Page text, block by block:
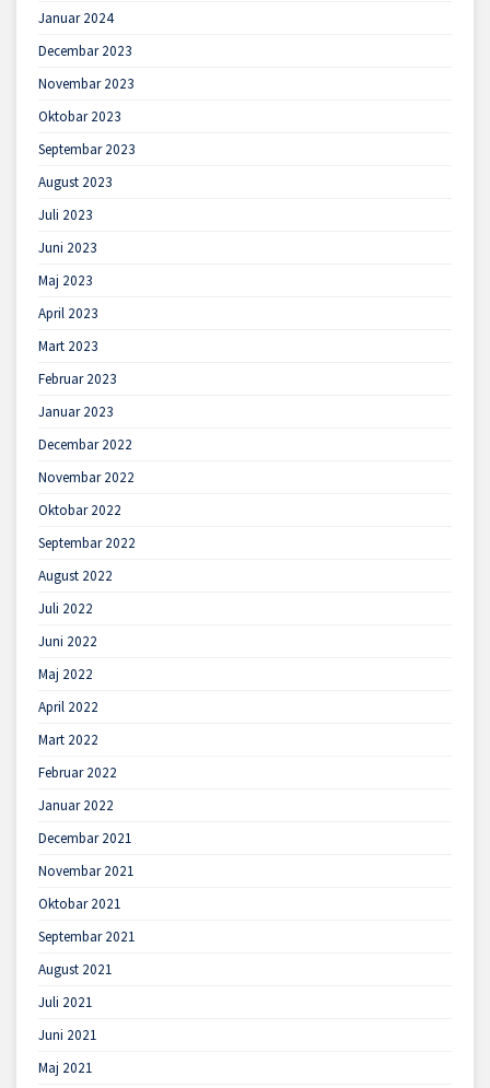
Januar 2024
Decembar 2023
Novembar 2023
Oktobar 2023
Septembar 2023
August 2023
Juli 2023
Juni 2023
Maj 2023
April 2023
Mart 2023
Februar 2023
Januar 2023
Decembar 2022
Novembar 2022
Oktobar 2022
Septembar 2022
August 2022
Juli 2022
Juni 2022
Maj 2022
April 2022
Mart 2022
Februar 2022
Januar 2022
Decembar 2021
Novembar 2021
Oktobar 2021
Septembar 2021
August 2021
Juli 2021
Juni 2021
Maj 2021